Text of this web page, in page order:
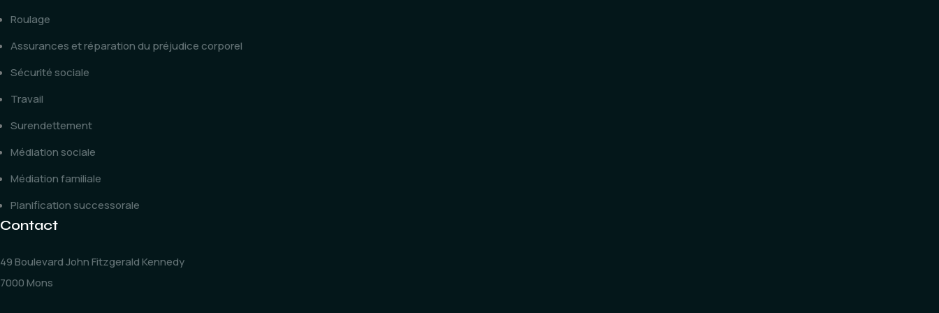
Roulage
Assurances et réparation du préjudice corporel
Sécurité sociale
Travail
Surendettement
Médiation sociale
Médiation familiale
Planification successorale
Contact
49 Boulevard John Fitzgerald Kennedy
7000 Mons